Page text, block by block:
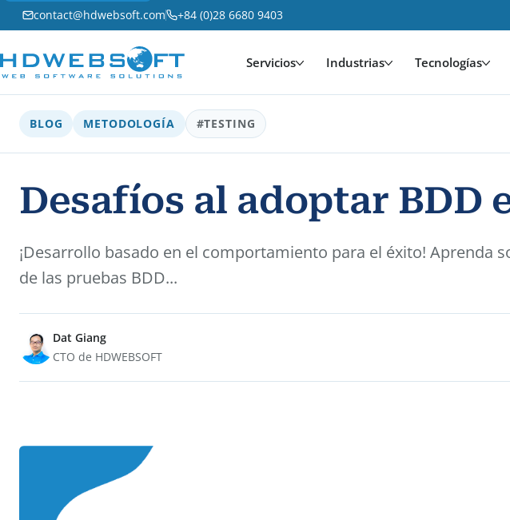
contact@hdwebsoft.com +84 (0)28 6680 9403
Servicios Industrias Tecnologías
BLOG METODOLOGÍA #TESTING
Desafíos al adoptar BDD
¡Desarrollo basado en el comportamiento para el éxito! Aprenda
de las pruebas BDD...
Dat Giang
CTO de HDWEBSOFT